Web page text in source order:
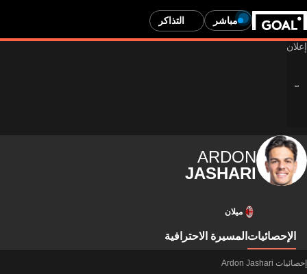
مباشر التذاكر
ARDON
JASHARI
ميلان
الإحصائيات المسيرة الاحترافية
إحصائيات Ardon Jashari